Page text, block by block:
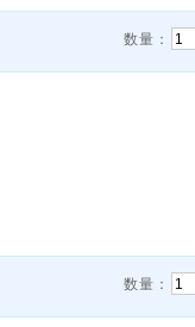
数量：
数量：